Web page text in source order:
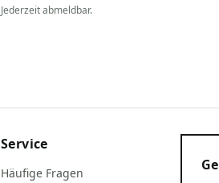
Jederzeit abmeldbar.
Service
Häufige Fragen